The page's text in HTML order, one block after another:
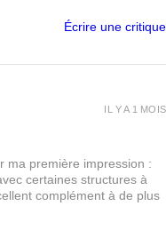
Écrire une critique
ma première impression :
certaines structures à
complément à de plus
IL Y A 1 MOIS